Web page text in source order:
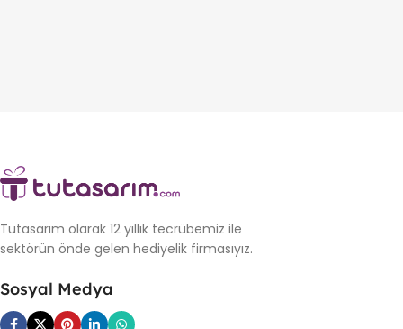
Tutasarım olarak 12 yıllık tecrübemiz ile
sektörün önde gelen hediyelik firmasıyız.
Sosyal Medya